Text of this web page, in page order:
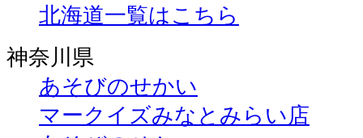
北海道一覧はこちら
神奈川県
あそびのせかい
マークイズみなとみらい店